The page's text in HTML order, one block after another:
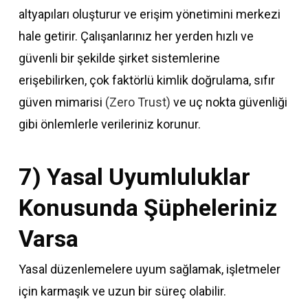
altyapıları oluşturur ve erişim yönetimini merkezi
hale getirir. Çalışanlarınız her yerden hızlı ve
güvenli bir şekilde şirket sistemlerine
erişebilirken, çok faktörlü kimlik doğrulama, sıfır
güven mimarisi (Zero Trust) ve uç nokta güvenliği
gibi önlemlerle verileriniz korunur.
7) Yasal Uyumluluklar
Konusunda Şüpheleriniz
Varsa
Yasal düzenlemelere uyum sağlamak, işletmeler
için karmaşık ve uzun bir süreç olabilir.